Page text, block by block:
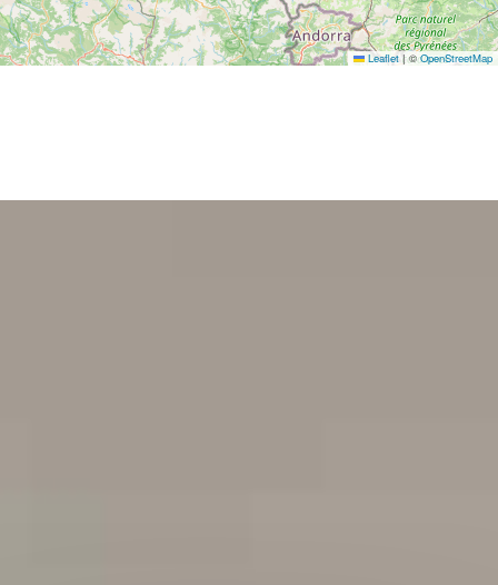
Leaflet |©OpenStreetMap